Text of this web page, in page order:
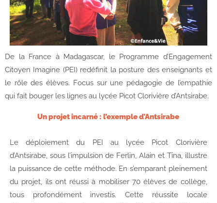
De la France à Madagascar, le Programme d’Engagement
Citoyen Imagine (PEI) redéfinit la posture des enseignants et
le rôle des élèves. Focus sur une pédagogie de l’empathie
qui fait bouger les lignes au lycée Picot Clorivière d’Antsirabe.
Un projet incarné : l’exemple d’Antsirabe
Le déploiement du PEI au lycée Picot Clorivière
d’Antsirabe, sous l’impulsion de Ferlin, Alain et Tina, illustre
la puissance de cette méthode. En s’emparant pleinement
du projet, ils ont réussi à mobiliser 70 élèves de collège,
tous profondément investis. Cette réussite locale